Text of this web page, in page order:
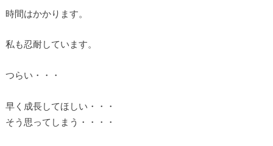
時間はかかります。
私も忍耐しています。
つらい・・・
早く成長してほしい・・・
そう思ってしまう・・・・